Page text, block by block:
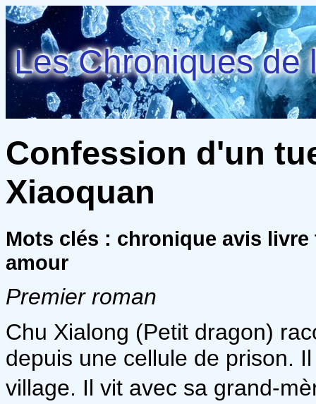
Les Chroniques de
Confession d'un
Xiaoquan
Mots clés : chronique avis
amour
Premier roman
Chu Xialong (Petit dragon)
depuis une cellule de prison.
village. Il vit avec sa grand-